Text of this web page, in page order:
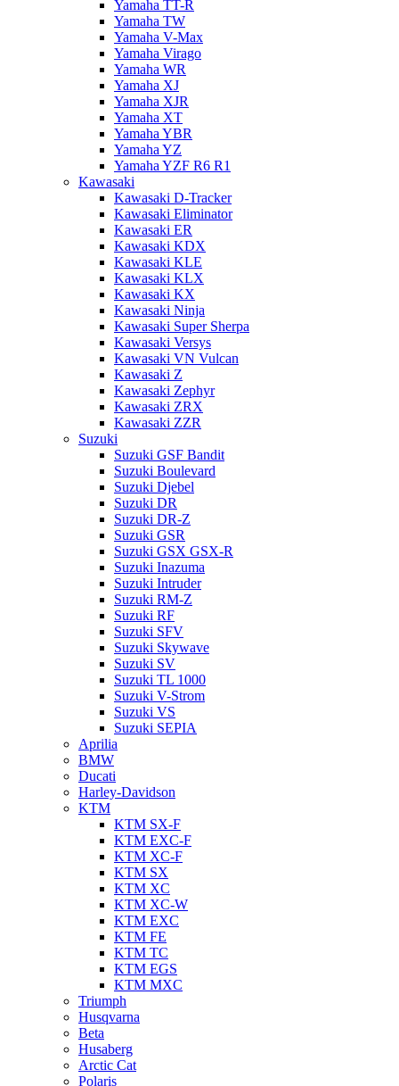
Yamaha TT-R
Yamaha TW
Yamaha V-Max
Yamaha Virago
Yamaha WR
Yamaha XJ
Yamaha XJR
Yamaha XT
Yamaha YBR
Yamaha YZ
Yamaha YZF R6 R1
Kawasaki
Kawasaki D-Tracker
Kawasaki Eliminator
Kawasaki ER
Kawasaki KDX
Kawasaki KLE
Kawasaki KLX
Kawasaki KX
Kawasaki Ninja
Kawasaki Super Sherpa
Kawasaki Versys
Kawasaki VN Vulcan
Kawasaki Z
Kawasaki Zephyr
Kawasaki ZRX
Kawasaki ZZR
Suzuki
Suzuki GSF Bandit
Suzuki Boulevard
Suzuki Djebel
Suzuki DR
Suzuki DR-Z
Suzuki GSR
Suzuki GSX GSX-R
Suzuki Inazuma
Suzuki Intruder
Suzuki RM-Z
Suzuki RF
Suzuki SFV
Suzuki Skywave
Suzuki SV
Suzuki TL 1000
Suzuki V-Strom
Suzuki VS
Suzuki SEPIA
Aprilia
BMW
Ducati
Harley-Davidson
KTM
KTM SX-F
KTM EXC-F
KTM XC-F
KTM SX
KTM XC
KTM XC-W
KTM EXC
KTM FE
KTM TC
KTM EGS
KTM MXC
Triumph
Husqvarna
Beta
Husaberg
Arctic Cat
Polaris